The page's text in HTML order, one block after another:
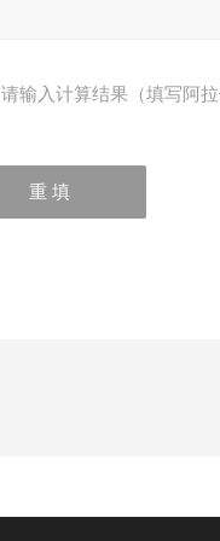
请输入计算结果（填写阿